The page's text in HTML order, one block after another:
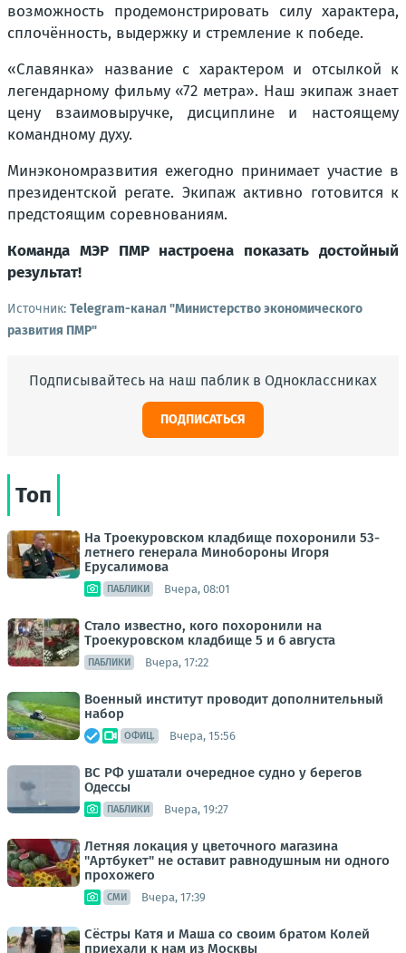
возможность продемонстрировать силу характера,
сплочённость, выдержку и стремление к победе.
«Славянка» название с характером и отсылкой к
легендарному фильму «72 метра». Наш экипаж знает
цену взаимовыручке, дисциплине и настоящему
командному духу.
Минэкономразвития ежегодно принимает участие в
президентской регате. Экипаж активно готовится к
предстоящим соревнованиям.
Команда МЭР ПМР настроена показать достойный
результат!
Источник: Telegram-канал "Министерство экономического
развития ПМР"
Подписывайтесь на наш паблик в Одноклассниках
ПОДПИСАТЬСЯ
Топ
На Троекуровском кладбище похоронили 53-
летнего генерала Минобороны Игоря
Ерусалимова
ПАБЛИКИ Вчера, 08:01
Стало известно, кого похоронили на
Троекуровском кладбище 5 и 6 августа
ПАБЛИКИ Вчера, 17:22
Военный институт проводит дополнительный
набор
ОФИЦ. Вчера, 15:56
ВС РФ ушатали очередное судно у берегов
Одессы
ПАБЛИКИ Вчера, 19:27
Летняя локация у цветочного магазина
"Артбукет" не оставит равнодушным ни одного
прохожего
СМИ Вчера, 17:39
Сёстры Катя и Маша со своим братом Колей
приехали к нам из Москвы